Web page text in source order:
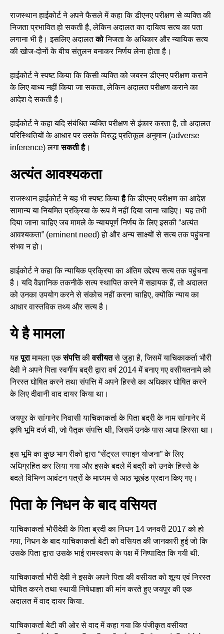
राजस्थान हाईकोर्ट ने अपने फैसले में कहा कि डीएनए परीक्षण से व्यक्ति की
निजता प्रभावित हो सकती है, लेकिन अदालत का दायित्व सत्य का पता
लगाना भी है। इसलिए अदालतकोनिजता के अधिकार और न्यायिक सत्य
की खोज-दोनों के बीच संतुलन बनाकर निर्णय लेना होता है।
हाईकोर्ट ने स्पष्ट किया कि किसी व्यक्ति को जबरन डीएनए परीक्षण कराने
के लिए बाध्य नहीं किया जा सकता, लेकिन अदालत परीक्षण कराने का
आदेश दे सकती है।
हाईकोर्ट ने कहा यदि संबंधित व्यक्ति परीक्षण से इंकार करता है, तो अदालत
परिस्थितियों के आधार पर उसके विरुद्ध प्रतिकूल अनुमान (adverse
inference) लगासकती है।
अत्यंत आवश्यकता
राजस्थान हाईकोर्ट ने यह भी स्पष्ट कियाहैकि डीएनए परीक्षण का आदेश
सामान्य या नियमित प्रक्रिया के रूप में नहीं दिया जाना चाहिए। यह तभी
दिया जाना चाहिए जब मामले के न्यायपूर्ण निर्णय के लिए इसकी “अत्यंत
आवश्यकता” (eminent need) हो और अन्य साक्ष्यों से सत्य तक पहुंचना
संभव न हो।
हाईकोर्ट ने कहा कि न्यायिक प्रक्रिया का अंतिम उद्देश्य सत्य तक पहुंचना
है। यदि वैज्ञानिक तकनीकें सत्य स्थापित करने में सहायक हैं, तो अदालत
को उनका उपयोग करने से संकोच नहीं करना चाहिए, क्योंकि न्याय का
आधार वास्तविक तथ्य और सत्य है।
ये है मामला
यहपूरामामला एकसंपत्तिकीवसीयतसे जुड़ा है, जिसमें याचिकाकर्ता भौरी
देवी ने अपने पिता स्वर्गीय बद्री द्वारा वर्ष 2014 में बनाए गए वसीयतनामे को
निरस्त घोषित करने तथा संपत्ति में अपने हिस्से का अधिकार घोषित करने
के लिए दीवानी वाद दायर किया था।
जयपुर के सांगानेर निवासी याचिकाकर्ता के पिता बद्री के नाम सांगानेर में
कृषि भूमि दर्ज थी, जो पैतृक संपत्ति थी, जिसमें उनके पास आधा हिस्सा था।
इस भूमि का कुछ भाग रीको द्वारा “सेंट्रल स्पाइन योजना” के लिए
अधिग्रहित कर लिया गया और इसके बदले में बद्री को उनके हिस्से के
बदले विभिन्न आवंटन पत्रों के माध्यम से आठ भूखंड प्रदान किए गए।
पिता के निधन के बाद वसियत
याचिकाकर्ता भौरीदेवी के पिता ब्रदी का निधन 14 जनवरी 2017 को हो
गया, निधन के बाद याचिकाकर्ता बेटी को वसियत की जानकारी हुई जो कि
उसके पिता द्वारा उसके भाई रामस्वरूप के पक्ष में निष्पादित कि गयी थी.
याचिकाकर्ता भौरी देवी ने इसके अपने पिता की वसीयत को शून्य एवं निरस्त
घोषित करने तथा स्थायी निषेधाज्ञा की मांग करते हुए जयपुर की एक
अदालत में वाद दायर किया.
याचिकाकर्ता बेटी की ओर से वाद में कहा गया कि पंजीकृत वसीयत